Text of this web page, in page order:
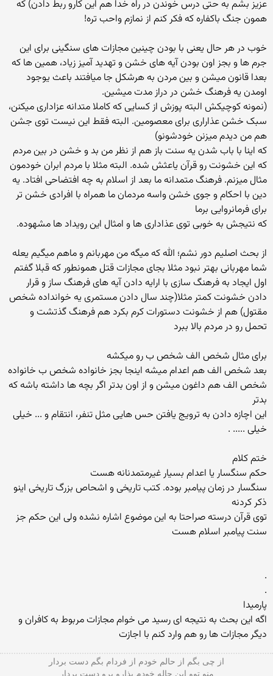
عزیز بشم به حتی درس خوندن در راه خدا هم این کارو ربط دادن) که
همون جنگ باکفاره که فکر کنم از نمازم واحب تره!
خوب در هر حال یعنی با بودن چینین مجازات های سنگینی برای این
جرم ها و بجز اون بودن آیه های خشن و تهدید آمیز زیاد، همین ها که
بعدا قانون میشن و بین مردن به هرشکل جا میافتند باعث یوجود
اومدن یه فرهنگ خشن در دراز مدت میشین.
(نمونه کوچیکش البته پوزش از کسایی که کاملا متدانه عزاداری میکنن،
سبک خشن عذاراری برای معصومین. البته فقط این نیست توی جشن
هم من دیدم میزنن خودشونو)
که اینا با باب شدن یه سنت باز هم از نظر من بد و خشن در بین مردم
که این خشونت رو قرآن یاعثش شده. البته مثلا با مردم ابران خودمون
مثال میزنم. فرهنگ متمدانه ما بعد از اسلام به چه افتضاحی افتاد. یه
دین با احکام و جوی خشن واسه مردمان ما همراه با افرادی خشن تر
برای فرمانروایی برما
که نتیجش به خوبی توی عذاداری ها و امثال این رویداد ها مشهوده.
از بحث اصلیم دور نشم؛ الله که میگه من مهربانم و ماهم میگیم یعله
شما مهربانی بهتر نبود مثلا بجای مجازات قتل همونطور که قبلا گفتم
اول ایجاد به فرهنگ سازی با ارایه دادن آیه های فرهنگ ساز و قرار
دادن خشونت کمتر مثلا(چند سال دادن مستمری یه خوانداده شخص
مقتول) هم از خشونت دستورات کرم بکرد هم فرهنگ گذتشت و
تحمل رو در مردم بالا ببرد
برای مثال شخص الف شخص ب رو میکشه
بعد شخص الف هم اعدام میشه اینجا بجز خانواده شخص ب خانواده
شخص الف هم داغون میشن و از اون بدتر اگر بچه ها داشته باشه که
بدتر
این اچازه دادن به ترویج یافتن حس هایی مثل تنفر، انتقام و ... خیلی
خیلی ..... .
ختم کلام
حکم سنگسار یا اعدام بسیار غیرمتمدنانه هست
سنگسار در زمان پیامبر بوده. کتب تاریخی و اشحاص بزرگ تاریخی اینو
ذکر کردنه
توی قرآن درسته صراحتا به این موضوع اشاره نشده ولی این حکم جز
سنت پیامبر اسلام هست
.
.
پارمیدا
اگه این بحث به نتیجه ای رسید می خوام مجازات مربوط به کافران و
دیگر مجازات ها رو هم وارد کنم با اجازت
از چی بگم از حالم خودم از فردام بگم دست بردار
منو توو این حاله خودم بذارو برو دست بردار